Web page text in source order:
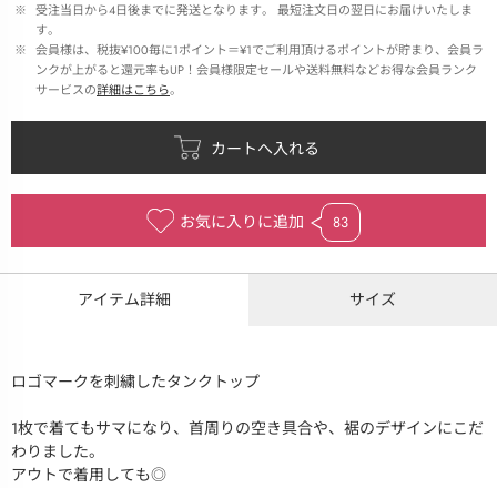
※ 受注当日から4日後までに発送となります。 最短注文日の翌日にお届けいたしま
す。
※ 会員様は、税抜¥100毎に1ポイント＝¥1でご利用頂けるポイントが貯まり、会員ラ
ンクが上がると還元率もUP！会員様限定セールや送料無料などお得な会員ランク
サービスの詳細はこちら。
お気に入りに追加 83
アイテム詳細 サイズ
ロゴマークを刺繍したタンクトップ
1枚で着てもサマになり、首周りの空き具合や、裾のデザインにこだ
わりました。
アウトで着用しても◎